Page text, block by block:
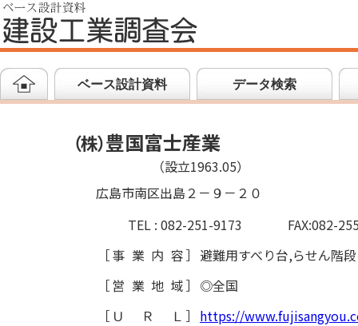
ベース設計資料 データ検索
（株）豊国富士産業
（設立1963.05）
広島市南区出島２－９－２０
TEL : 082-251-9173
FAX:082-
［事業内容］ 避難用すべり台,らせん階
［ 営業地域］ ◎全国
［ ＵＲＬ ］ https://